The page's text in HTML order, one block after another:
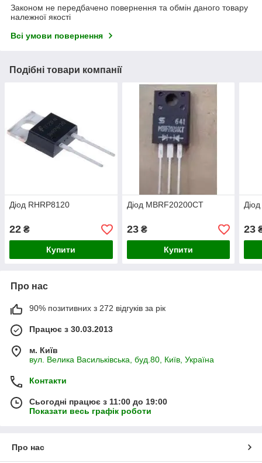
Законом не передбачено повернення та обмін даного товару
належної якості
Всі умови повернення
Подібні товари компанії
Діод RHRP8120
22 ₴
Купити
Діод MBRF20200CT
23₴
Купити
23
Про нас
90% позитивних з 272 відгуків за рік
Працює з 30.03.2013
м. Київ
вул. Велика Васильківська, буд.80, Київ, Україна
Контакти
Сьогодні працює з 11:00 до 19:00
Показати весь графік роботи
Про нас